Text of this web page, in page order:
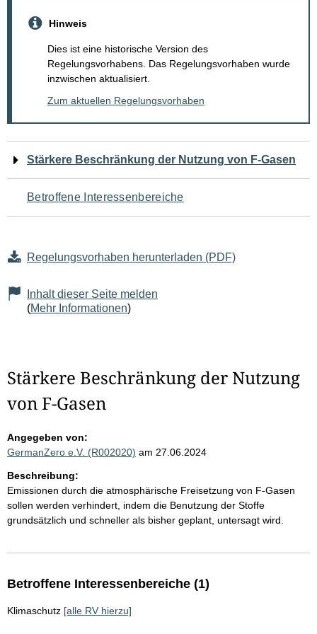
Hinweis
Dies ist eine historische Version des
Regelungsvorhabens. Das Regelungsvorhaben wurde
inzwischen aktualisiert.
Zum aktuellen Regelungsvorhaben
Navigation
für
den
Seiteninhalt
Stärkere Beschränkung der Nutzung von F-Gasen
Betroffene Interessenbereiche
Regelungsvorhaben herunterladen (PDF)
Inhalt dieser Seite melden
(Mehr Informationen)
Stärkere Beschränkung der Nutzung
von F-Gasen
Angegeben von:
GermanZero e.V. (R002020) am 27.06.2024
Beschreibung:
Emissionen durch die atmosphärische Freisetzung von F-Gasen
sollen werden verhindert, indem die Benutzung der Stoffe
grundsätzlich und schneller als bisher geplant, untersagt wird.
Betroffene Interessenbereiche (1)
Klimaschutz [alle RV hierzu]